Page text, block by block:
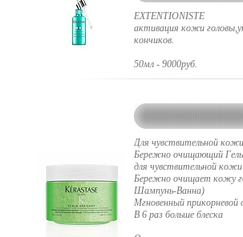
EXTENTIONISTE
активация кожи
кончиков.
50мл - 9000руб.
Для чувствительной
Бережно очищающий
для чувствительной кожи
Бережно очищает кожу
Шампунь-Ванна)
Мгновенный прикорневой
В 6 раз больше блеска